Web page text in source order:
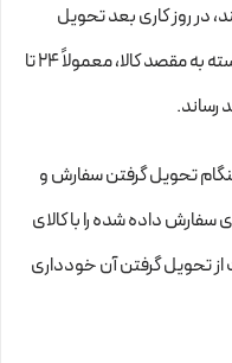
در روز کاری بعد تحویل
خواهند گردید. شرکت پست و باربری نیز بسته به مقصد کالا، معمولاً ۲۴ تا
تحویل گرفتن سفارش و
داده شده را با کالای
تحویل گرفتن آن خودداری